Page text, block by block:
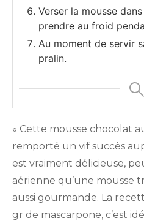
Verser la mousse
prendre au froid
Au moment de servir
pralin.
« Cette mousse chocolat
remporté un vif succès
est vraiment délicieuse,
aérienne qu’une mousse
aussi gourmande. La
gr de mascarpone, c’est